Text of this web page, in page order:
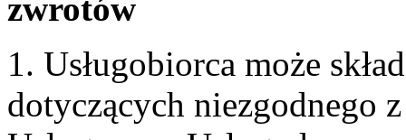
zwrotów
1. Usługobiorca może
dotyczących niezgodnego